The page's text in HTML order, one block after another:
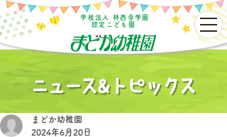
学校法人 林西寺学園
認定こども園
まどか幼稚園
2024年6月20日